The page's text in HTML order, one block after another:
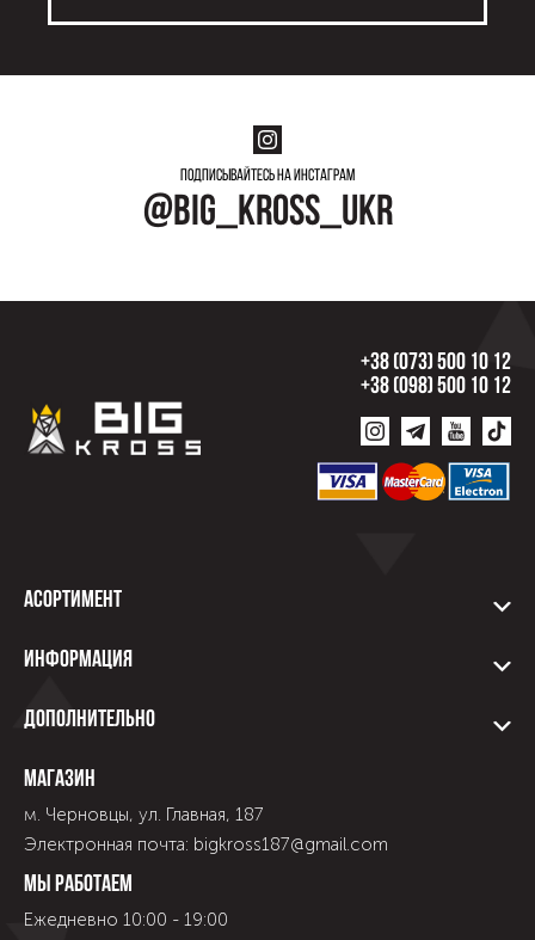
Подписывайтесь на инстаграм
@big_kross_ukr
+38 (073) 500 10 12
+38 (098) 500 10 12
Асортимент
Информация
Дополнительно
Магазин
м. Черновцы, ул. Главная, 187
Электронная почта: bigkross187@gmail.com
Мы работаем
Ежедневно 10:00 - 19:00